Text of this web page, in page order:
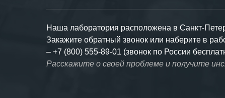
Наша лаборатория расположена в Санкт-
Закажите обратный звонок или наберите в
– +7 (800) 555-89-01 (звонок по России
Расскажите о своей проблеме и получите